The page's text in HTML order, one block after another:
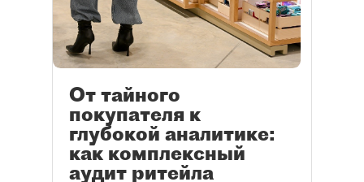
От тайного
покупателя к
глубокой аналитике:
как комплексный
аудит ритейла